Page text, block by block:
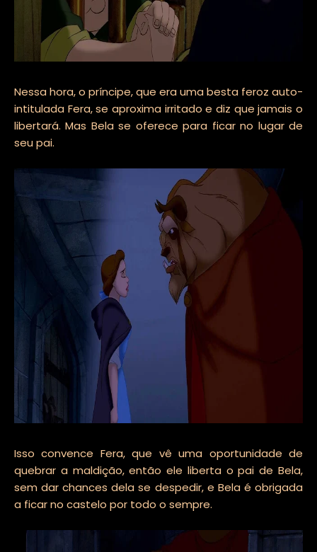
Nessa hora, o príncipe, que era uma besta feroz auto-
intitulada Fera, se aproxima irritado e diz que jamais o
libertará. Mas Bela se oferece para ficar no lugar de
seu pai.
Isso convence Fera, que vê uma oportunidade de
quebrar a maldição, então ele liberta o pai de Bela,
sem dar chances dela se despedir, e Bela é obrigada
a ficar no castelo por todo o sempre.